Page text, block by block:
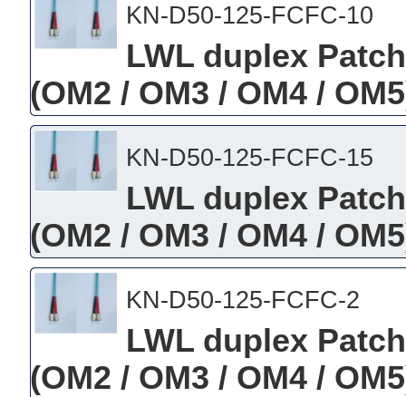
KN-D50-125-FCFC-10
LWL duplex
(OM2 / OM3 / OM4 /
KN-D50-125-FCFC-15
LWL duplex
(OM2 / OM3 / OM4 /
KN-D50-125-FCFC-2
LWL duplex
(OM2 / OM3 / OM4 /